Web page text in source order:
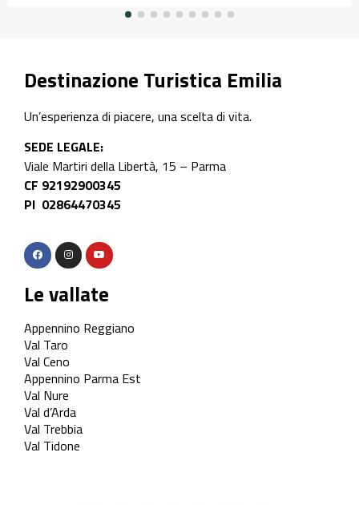
Destinazione Turistica Emilia
Un’esperienza di piacere, una scelta di vita.
SEDE LEGALE:
Viale Martiri della Libertà, 15 – Parma
CF 92192900345
PI 02864470345
Le vallate
Appennino Reggiano
Val Taro
Val Ceno
Appennino Parma Est
Val Nure
Val d’Arda
Val Trebbia
Val Tidone